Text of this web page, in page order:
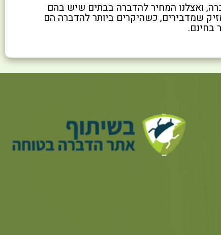
ואצלנו המחיר להדברה בבתים שיש בהם
המזיק שמדבירים, כשהיקרים ביותר להדברה הם
בחינם.